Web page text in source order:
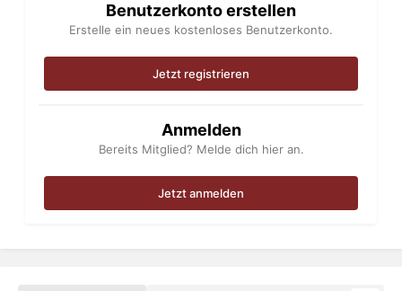
Benutzerkonto erstellen
Erstelle ein neues kostenloses Benutzerkonto.
Jetzt registrieren
Anmelden
Bereits Mitglied? Melde dich hier an.
Jetzt anmelden